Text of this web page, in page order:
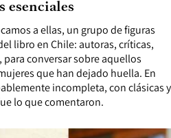
a ellas, un grupo de figuras
libro en Chile: autoras, críticas,
conversar sobre aquellos
que han dejado huella. En
incompleta, con clásicas y
lo que comentaron.
esenciales